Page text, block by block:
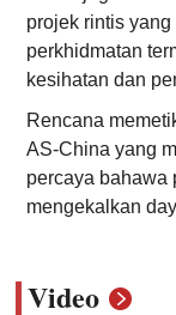
projek rintis
perkhidmatan
kesihatan dan
Rencana
AS-China yang
percaya bahawa
mengekalkan
Video